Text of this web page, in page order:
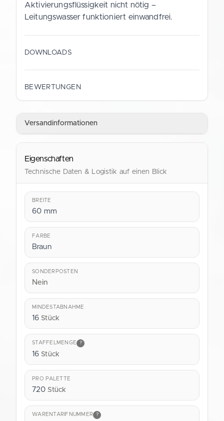
Aktivierungsflüssigkeit nicht nötig –
Leitungswasser funktioniert einwandfrei.
DOWNLOADS
BEWERTUNGEN
Versandinformationen
Eigenschaften
Technische Daten & Logistik auf einen Blick
BREITE
60 mm
FARBE
Braun
SONDERPOSTEN
Nein
MINDESTABNAHME
16 Stück
STAFFELMENGE ?
16 Stück
PRO PALETTE
720 Stück
WARENTARIFNUMMER ?